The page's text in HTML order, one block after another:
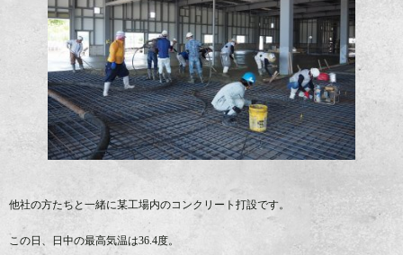
他社の方たちと一緒に某工場内のコンクリート打設です。
この日、日中の最高気温は36.4度。